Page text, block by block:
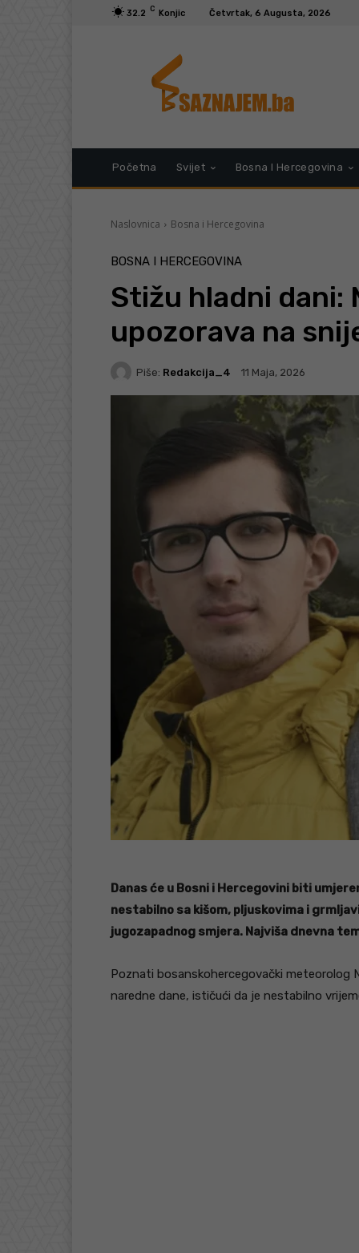
32.2 C Konjic Četvrtak, 6 Augusta, 2026
Početna Svijet Bosna I Hercegovina
Naslovnica Bosna i Hercegovina
BOSNA I HERCEGOVINA
Stižu hladni dani:
upozorava na
Piše: Redakcija_4 11 Maja, 2026
Danas će u Bosni i Hercegovini biti
nestabilno sa kišom, pljuskovima i
jugozapadnog smjera. Najviša dnevna
Poznati bosanskohercegovački meteorolog
naredne dane, ističući da je nestabilno